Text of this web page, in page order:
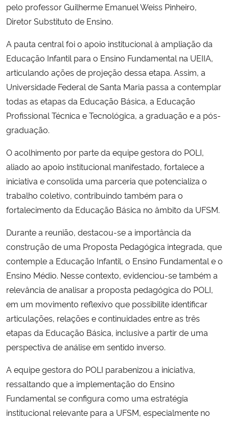
Secretaria de Governo
Gabinete de Segurança Institucional
Planalto
pelo professor Guilherme Emanuel Weiss Pinheiro,
Diretor Substituto de Ensino.
A pauta central foi o apoio institucional à ampliação da
Educação Infantil para o Ensino Fundamental na UEIIA,
articulando ações de projeção dessa etapa. Assim, a
Universidade Federal de Santa Maria passa a contemplar
todas as etapas da Educação Básica, a Educação
Profissional Técnica e Tecnológica, a graduação e a pós-
graduação.
O acolhimento por parte da equipe gestora do POLI,
aliado ao apoio institucional manifestado, fortalece a
iniciativa e consolida uma parceria que potencializa o
trabalho coletivo, contribuindo também para o
fortalecimento da Educação Básica no âmbito da UFSM.
Durante a reunião, destacou-se a importância da
construção de uma Proposta Pedagógica integrada, que
contemple a Educação Infantil, o Ensino Fundamental e o
Ensino Médio. Nesse contexto, evidenciou-se também a
relevância de analisar a proposta pedagógica do POLI,
em um movimento reflexivo que possibilite identificar
articulações, relações e continuidades entre as três
etapas da Educação Básica, inclusive a partir de uma
perspectiva de análise em sentido inverso.
A equipe gestora do POLI parabenizou a iniciativa,
ressaltando que a implementação do Ensino
Fundamental se configura como uma estratégia
institucional relevante para a UFSM, especialmente no